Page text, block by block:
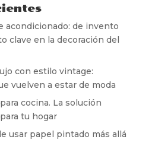
acondicionado: de invento
clave en la decoración del
con estilo vintage:
vuelven a estar de moda
cocina. La solución
tu hogar
usar papel pintado más allá